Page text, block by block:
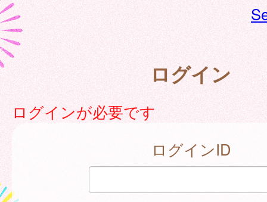
ログイン
ログインが必要です
ログインID